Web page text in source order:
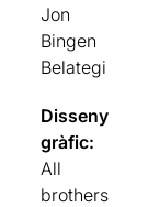
Jon
Bingen
Belategi
Disseny
gràfic:
All
brothers